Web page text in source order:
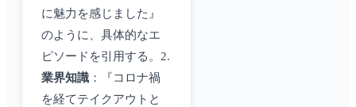
に魅力を感じました』
のように、具体的なエ
ピソードを引用する。2.
業界知識 ：『コロナ禍
を経てテイクアウトと